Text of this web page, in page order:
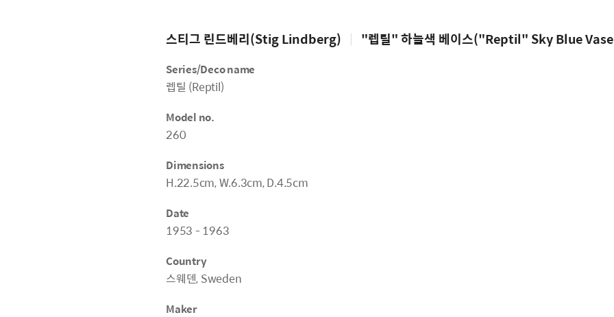
스티그 린드베리(Stig Lindberg) | "렙틸" 하늘색 베이스("Reptil" Sky Blue
Series/Deco name
렙틸 (Reptil)
Model no.
260
Dimensions
H.22.5cm, W.6.3cm, D.4.5cm
Date
1953 - 1963
Country
스웨덴, Sweden
Maker